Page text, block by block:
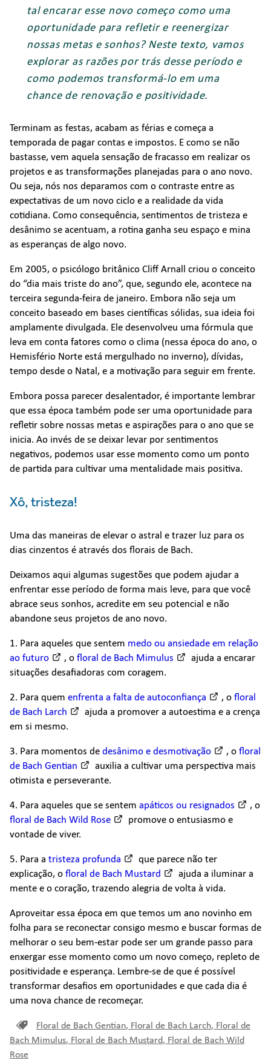
tal encarar esse novo começo como uma
oportunidade para refletir e reenergizar
nossas metas e sonhos? Neste texto, vamos
explorar as razões por trás desse período e
como podemos transformá-lo em uma
chance de renovação e positividade.
Terminam as festas, acabam as férias e começa a
temporada de pagar contas e impostos. E como se não
bastasse, vem aquela sensação de fracasso em realizar os
projetos e as transformações planejadas para o ano novo.
Ou seja, nós nos deparamos com o contraste entre as
expectativas de um novo ciclo e a realidade da vida
cotidiana. Como consequência, sentimentos de tristeza e
desânimo se acentuam, a rotina ganha seu espaço e mina
as esperanças de algo novo.
Em 2005, o psicólogo britânico Cliff Arnall criou o conceito
do “dia mais triste do ano”, que, segundo ele, acontece na
terceira segunda-feira de janeiro. Embora não seja um
conceito baseado em bases científicas sólidas, sua ideia foi
amplamente divulgada. Ele desenvolveu uma fórmula que
leva em conta fatores como o clima (nessa época do ano, o
Hemisfério Norte está mergulhado no inverno), dívidas,
tempo desde o Natal, e a motivação para seguir em frente.
Embora possa parecer desalentador, é importante lembrar
que essa época também pode ser uma oportunidade para
refletir sobre nossas metas e aspirações para o ano que se
inicia. Ao invés de se deixar levar por sentimentos
negativos, podemos usar esse momento como um ponto
de partida para cultivar uma mentalidade mais positiva.
Xô, tristeza!
Uma das maneiras de elevar o astral e trazer luz para os
dias cinzentos é através dos florais de Bach.
Deixamos aqui algumas sugestões que podem ajudar a
enfrentar esse período de forma mais leve, para que você
abrace seus sonhos, acredite em seu potencial e não
abandone seus projetos de ano novo.
1. Para aqueles que sentem medo ou ansiedade em relação
ao futuro
, o floral de Bach Mimulus
ajuda a encarar
situações desafiadoras com coragem.
2. Para quem enfrenta a falta de autoconfiança , o floral
de Bach Larch
ajuda a promover a autoestima e a crença
em si mesmo.
3. Para momentos de desânimo e desmotivação , o floral
de Bach Gentian
auxilia a cultivar uma perspectiva mais
otimista e perseverante.
4. Para aqueles que se sentem apáticos ou resignados
, o
floral de Bach Wild Rose
promove o entusiasmo e
vontade de viver.
5. Para a tristeza profunda
que parece não ter
explicação, o floral de Bach Mustard
ajuda a iluminar a
mente e o coração, trazendo alegria de volta à vida.
Aproveitar essa época em que temos um ano novinho em
folha para se reconectar consigo mesmo e buscar formas de
melhorar o seu bem-estar pode ser um grande passo para
enxergar esse momento como um novo começo, repleto de
positividade e esperança. Lembre-se de que é possível
transformar desafios em oportunidades e que cada dia é
uma nova chance de recomeçar.
Floral de Bach Gentian, Floral de Bach Larch, Floral de
Bach Mimulus, Floral de Bach Mustard, Floral de Bach Wild
Rose